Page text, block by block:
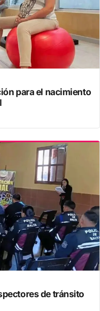
para el nacimiento
de tránsito